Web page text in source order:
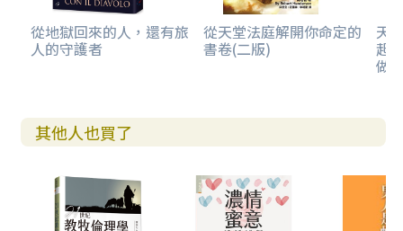
從地獄回來的人，還有旅
人的守護者
從天堂法庭解開你命定的
書卷(二版)
天
起
做
其他人也買了